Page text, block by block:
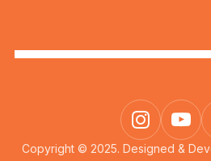
Copyright © 2025. Designed &